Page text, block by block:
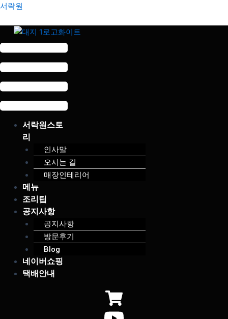
콘
로
건
너
기
서락원
Menu
서락원스토
리
인사말
오시는 길
매장인테리어
메뉴
조리팁
공지사항
공지사항
방문후기
Blog
네이버쇼핑
택배안내